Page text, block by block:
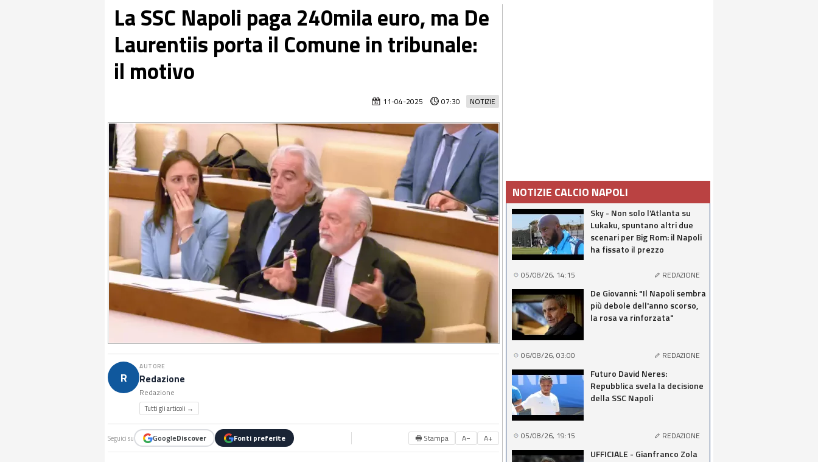
La SSC Napoli paga 240mila euro, ma De
Laurentiis porta il Comune in tribunale:
il motivo
NOTIZIE
11-04-2025 07:30
R
AUTORE
Redazione
Redazione
Tutti gli articoli →
Seguici su GoogleDiscover Fonti preferite 🖶 Stampa A− A+
NOTIZIE CALCIO NAPOLI
Sky - Non solo l'Atlanta su
Lukaku, spuntano altri due
scenari per Big Rom: il Napoli
ha fissato il prezzo
05/08/26, 14:15 REDAZIONE
De Giovanni: "Il Napoli sembra
più debole dell'anno scorso,
la rosa va rinforzata"
06/08/26, 03:00 REDAZIONE
Futuro David Neres:
Repubblica svela la decisione
della SSC Napoli
05/08/26, 19:15 REDAZIONE
UFFICIALE - Gianfranco Zola